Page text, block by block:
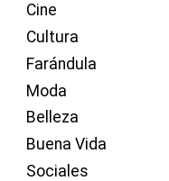
Cine
Cultura
Farándula
Moda
Belleza
Buena Vida
Sociales